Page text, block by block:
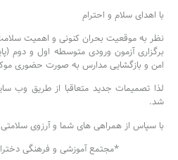
با اهدای سلام و احترام
نظر به موقعیت بحران کنونی و اهمیت سلامت
برگزاری آزمون ورودی متوسطه اول و دوم
امن و بازگشایی مدارس به صورت حضوری
لذا تصمیمات جدید متعاقبا از طریق وب
شد.
با سپاس از همراهی های شما و آرزوی
*مجتمع آموزشی و فرهنگی